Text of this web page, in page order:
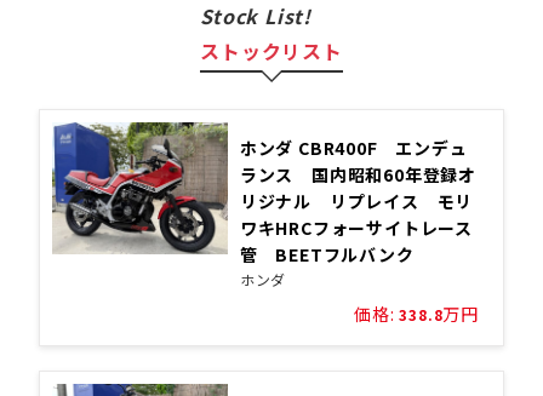
Stock List!
ストックリスト
ホンダ CBR400F エンデュ
ランス 国内昭和60年登録オ
リジナル リプレイス モリ
ワキHRCフォーサイトレース
管 BEETフルバンク
ホンダ
価格: 338.8万円